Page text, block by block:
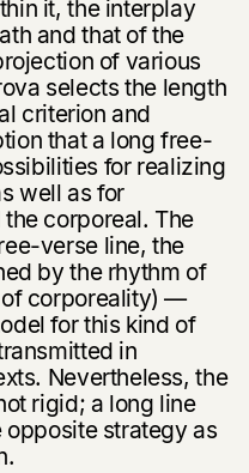
it, the interplay
and that of the
of various
selects the length
criterion and
that a long free-
for realizing
well as for
corporeal. The
verse line, the
by the rhythm of
of corporeality) —
for this kind of
in
Nevertheless, the
rigid; a long line
strategy as